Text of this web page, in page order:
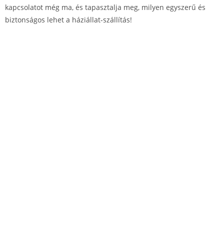
kapcsolatot még ma, és tapasztalja meg, milyen egyszerű és
biztonságos lehet a háziállat-szállítás!